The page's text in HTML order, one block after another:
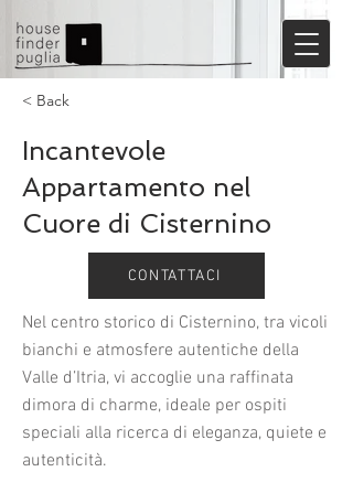
< Back
Incantevole
Appartamento nel
Cuore di Cisternino
CONTATTACI
Nel centro storico di Cisternino, tra vicoli
bianchi e atmosfere autentiche della
Valle d’Itria, vi accoglie una raffinata
dimora di charme, ideale per ospiti
speciali alla ricerca di eleganza, quiete e
autenticità.